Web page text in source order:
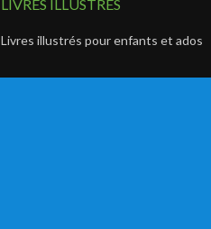
LIVRES ILLUSTRÉS
Livres illustrés pour enfants et ados